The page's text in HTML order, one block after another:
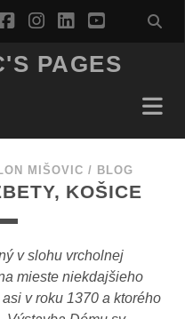
facebook
instagram
linkedinyoutube
PAGES
MIŠOVIC / BLOG
KOŠICE
v slohu vrcholnej
mieste niekdajšieho
v roku 1370 a ktorého